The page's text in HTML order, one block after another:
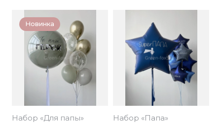
Новинка
Набор «Для папы» Набор «Папа»